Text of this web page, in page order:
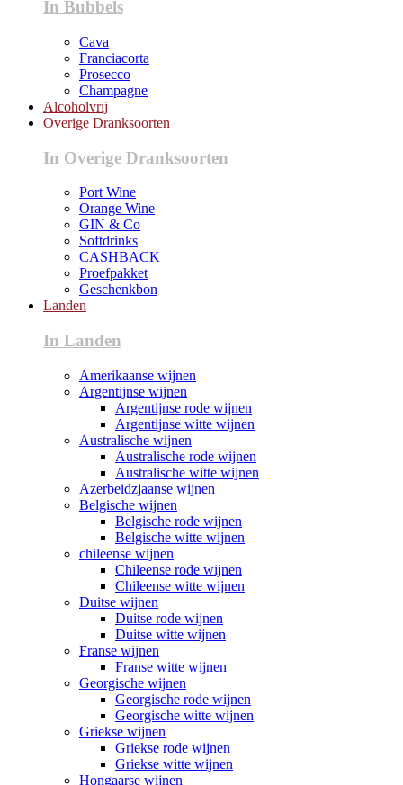
In Bubbels
Cava
Franciacorta
Prosecco
Champagne
Alcoholvrij
Overige Dranksoorten
In Overige Dranksoorten
Port Wine
Orange Wine
GIN & Co
Softdrinks
CASHBACK
Proefpakket
Geschenkbon
Landen
In Landen
Amerikaanse wijnen
Argentijnse wijnen
Argentijnse rode wijnen
Argentijnse witte wijnen
Australische wijnen
Australische rode wijnen
Australische witte wijnen
Azerbeidzjaanse wijnen
Belgische wijnen
Belgische rode wijnen
Belgische witte wijnen
chileense wijnen
Chileense rode wijnen
Chileense witte wijnen
Duitse wijnen
Duitse rode wijnen
Duitse witte wijnen
Franse wijnen
Franse witte wijnen
Georgische wijnen
Georgische rode wijnen
Georgische witte wijnen
Griekse wijnen
Griekse rode wijnen
Griekse witte wijnen
Hongaarse wijnen